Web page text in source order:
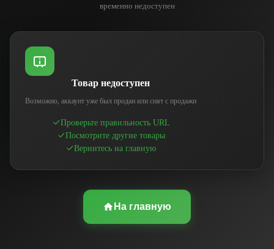
временно недоступен
Товар недоступен
Возможно, аккаунт уже был продан или снят с продажи
Проверьте правильность URL
Посмотрите другие товары
Вернитесь на главную
На главную